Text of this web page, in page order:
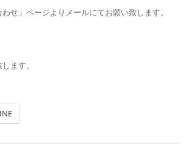
せ」ページよりメールにてお願い致します。
ます。